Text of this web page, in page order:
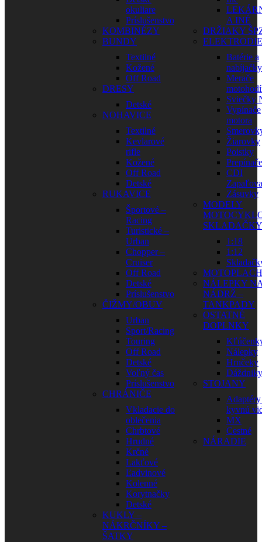
okuliare
Príslušenstvo
KOMBINÉZY
BUNDY
Textilné
Kožené
Off Road
DRESY
Detské
NOHAVICE
Textilné
Kevlarové
rifle
Kožené
Off Road
Detské
RUKAVICE
Športové –
Racing
Turistické –
Urban
Chopper –
Cruiser
Off Road
Detské
Príslušenstvo
ČIŽMY/OBUV
Urban
Sport/Racing
Touring
Off Road
Detské
Voľný čas
Príslušenstvo
CHRÁNIČE
Vkladacie do
oblečenia
Chrbtové
Hrudné
Krčné
Lakťové
Ľadvinové
Kolenné
Korytnačky
Detské
KUKLY –
NÁKRČNÍKY –
ŠATKY
A INÉ
DRŽIAKY
Batérie a
nabíjačky
Merače
Sviečky
Vypínače
motora
Žiarovky
Poistky
Prepínače
CDI
Zásuvky
MODELY
SKLADAČKY
1:18
1:12
NÁLEPKY
NÁDRŽ –
TANKPADY
OSTATNÉ
DOPLNKY
Nálepky
Hrnčeky
Dáždniky
STOJANY
kyvnú
MX
Cestné
NÁRADIE